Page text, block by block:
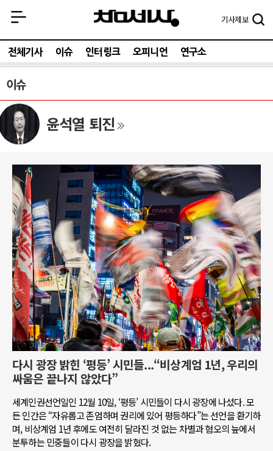
기사제보
전체기사 이슈 인터링크 오피니언 연구소
이슈
윤석열 퇴진
다시 광장 밝힌 ‘평등’ 시민들...“비상계엄 1년, 우리의
싸움은 끝나지 않았다”
세계인권선언일인 12월 10일, ‘평등’ 시민들이 다시 광장에 나섰다. 모
든 인간은 “자유롭고 존엄하며 권리에 있어 평등하다”는 선언을 환기하
며, 비상계엄 1년 후에도 여전히 달라진 것 없는 차별과 혐오의 늪에서
분투하는 민중들이 다시 광장을 밝혔다.